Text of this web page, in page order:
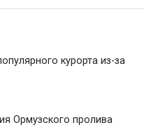
курорта из-за
Ормузского пролива